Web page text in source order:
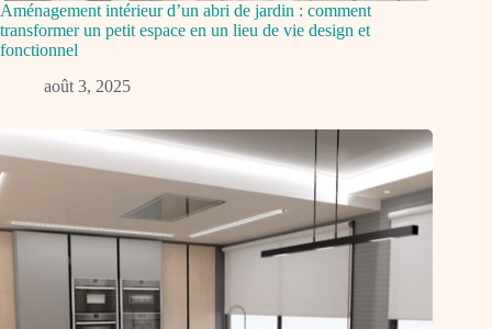
Aménagement intérieur d’un abri de jardin : comment
transformer un petit espace en un lieu de vie design et
fonctionnel
août 3, 2025